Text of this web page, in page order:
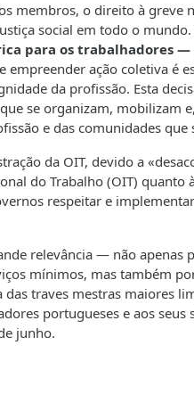
membros, o direito à
social em todo o
para os trabalhadores —
empreender ação coletiva é
da profissão. Esta
se organizam, mobilizam
e das comunidades que
da OIT, devido a
do Trabalho (OIT) quanto
respeitar e
relevância — não apenas
mínimos, mas também
traves mestras maiores
portugueses e aos seus
junho.